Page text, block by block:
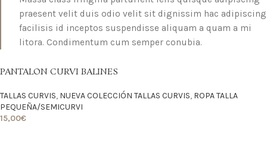
praesent velit duis odio velit sit dignissim hac adipiscing
facilisis id inceptos suspendisse aliquam a quam a mi
litora. Condimentum cum semper conubia.
PANTALON CURVI BALINES
TALLAS CURVIS, NUEVA COLECCIÓN TALLAS CURVIS, ROPA TALLA
PEQUEÑA/SEMICURVI
15,00€